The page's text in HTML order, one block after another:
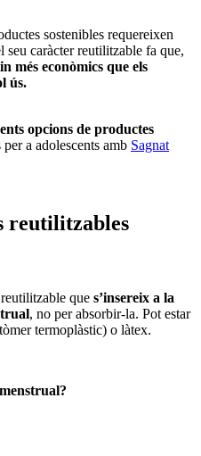
sostenibles requereixen
caràcter reutilitzable fa que,
més econòmics que els
ús.
opcions de productes
a adolescents amb Sagnat
reutilitzables
que s’insereix a la
, no per absorbir-la. Pot estar
termoplàstic) o làtex.